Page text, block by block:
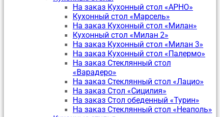
На заказ Кухонный стол «АРНО»
Кухонный стол «Марсель»
На заказ Кухонный стол «Милан»
Кухонный стол «Милан 2»
На заказ Кухонный стол «Милан 3»
На заказ Кухонный стол «Палермо»
На заказ Стеклянный стол
«Варадеро»
На заказ Стеклянный стол «Лацио»
На заказ Стол «Сицилия»
На заказ Стол обеденный «Турин»
На заказ Стеклянный стол «Неаполь»